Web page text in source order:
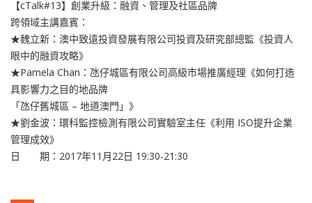
【cTalk#13】創業升級：融資、管理及社區品牌
跨領域主講嘉賓：
★魏立新：澳中致遠投資發展有限公司投資及研究部總監《投資人
眼中的融資攻略》
★Pamela Chan：氹仔城區有限公司高級市場推廣經理《如何打造
具影響力之目的地品牌
「氹仔舊城區 – 地道澳門」》
★劉金波：環科監控檢測有限公司實驗室主任《利用 ISO提升企業
管理成效》
日 期：2017年11月22日 19:30-21:30